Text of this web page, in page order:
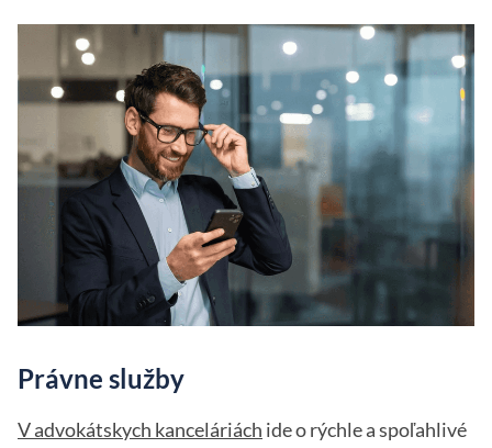
Právne služby
V advokátskych kanceláriách ide o rýchle a spoľahlivé